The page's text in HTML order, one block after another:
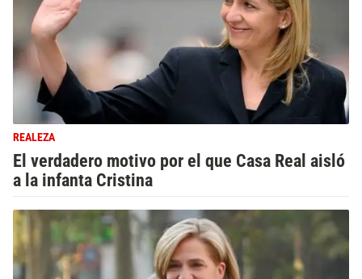
REALEZA
El verdadero motivo por el que Casa Real aisló
a la infanta Cristina